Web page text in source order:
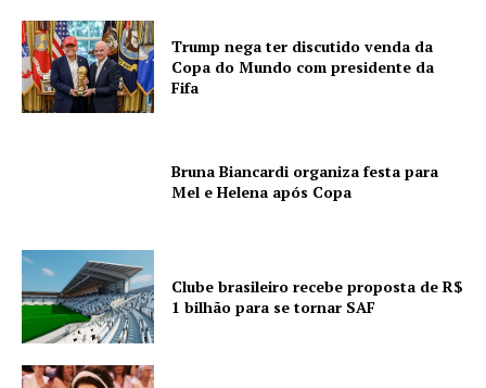
Trump nega ter discutido venda da
Copa do Mundo com presidente da
Fifa
Bruna Biancardi organiza festa para
Mel e Helena após Copa
Clube brasileiro recebe proposta de R$
1 bilhão para se tornar SAF